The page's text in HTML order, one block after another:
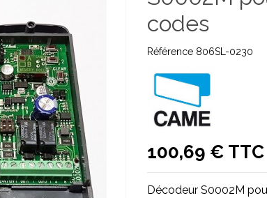
codes
Référence 806SL-0230
100,69 € TTC
Décodeur S0002M